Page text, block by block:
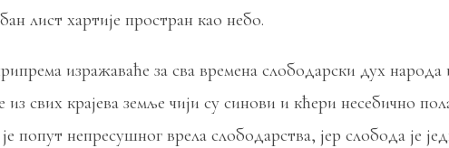
лист хартије простран као небо.
изражаваће за сва времена слободарски дух
свих крајева земље чији су синови и кћери несебично
непресушног врела слободарства, јер слобода је